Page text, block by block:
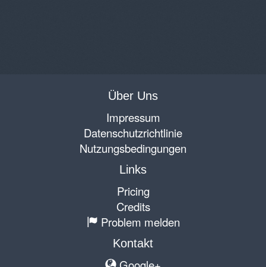
Über Uns
Impressum
Datenschutzrichtlinie
Nutzungsbedingungen
Links
Pricing
Credits
Problem melden
Kontakt